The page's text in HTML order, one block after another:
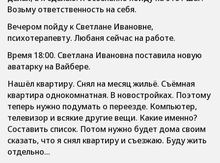
Возьму ответственность на себя.
Вечером пойду к Светлане Ивановне,
психотерапевту. Любаня сейчас на работе.
Время 18:00. Светлана Ивановна поставила новую
аватарку на Вайбере.
Нашёл квартиру. Снял на месяц жильё. Съёмная
квартира однокомнатная. В новостройках. Поэтому
теперь нужно подумать о переезде. Компьютер,
телевизор и всякие другие вещи. Какие именно?
Составить список. Потом нужно будет дома своим
сказать, что я снял квартиру и съезжаю. Буду жить
отдельно…